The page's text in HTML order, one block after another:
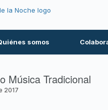
somos
Música Tradicional
2017